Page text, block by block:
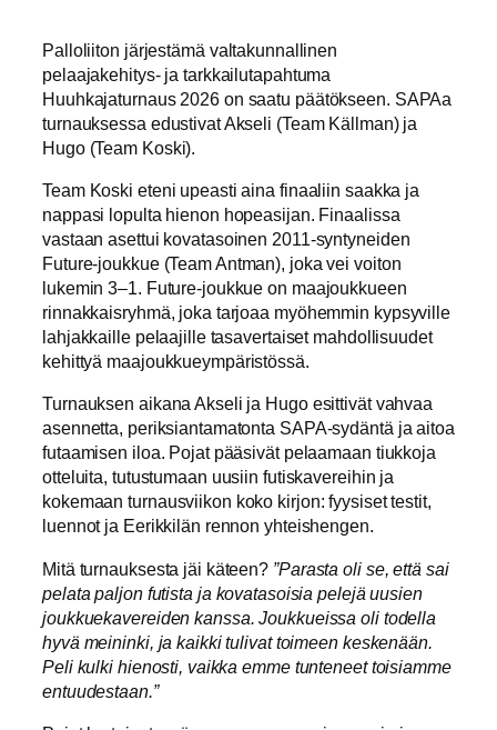
Palloliiton järjestämä valtakunnallinen
pelaajakehitys- ja tarkkailutapahtuma
Huuhkajaturnaus 2026 on saatu päätökseen. SAPAa
turnauksessa edustivat Akseli (Team Källman) ja
Hugo (Team Koski).
Team Koski eteni upeasti aina finaaliin saakka ja
nappasi lopulta hienon hopeasijan. Finaalissa
vastaan asettui kovatasoinen 2011‑syntyneiden
Future‑joukkue (Team Antman), joka vei voiton
lukemin 3–1. Future‑joukkue on maajoukkueen
rinnakkaisryhmä, joka tarjoaa myöhemmin kypsyville
lahjakkaille pelaajille tasavertaiset mahdollisuudet
kehittyä maajoukkueympäristössä.
Turnauksen aikana Akseli ja Hugo esittivät vahvaa
asennetta, periksiantamatonta SAPA‑sydäntä ja aitoa
futaamisen iloa. Pojat pääsivät pelaamaan tiukkoja
otteluita, tutustumaan uusiin futiskavereihin ja
kokemaan turnausviikon koko kirjon: fyysiset testit,
luennot ja Eerikkilän rennon yhteishengen.
Mitä turnauksesta jäi käteen? ”Parasta oli se, että sai
pelata paljon futista ja kovatasoisia pelejä uusien
joukkuekavereiden kanssa. Joukkueissa oli todella
hyvä meininki, ja kaikki tulivat toimeen keskenään.
Peli kulki hienosti, vaikka emme tunteneet toisiamme
entuudestaan.”